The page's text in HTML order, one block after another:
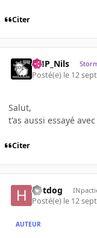
Citer
AHP_Nils
Posté(e) le 12
Salut,
t'as aussi essayé
Citer
hotdog
Posté(e) le 12
AUTEUR